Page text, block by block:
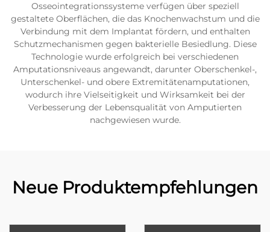
Osseointegrationssysteme verfügen über speziell
gestaltete Oberflächen, die das Knochenwachstum und die
Verbindung mit dem Implantat fördern, und enthalten
Schutzmechanismen gegen bakterielle Besiedlung. Diese
Technologie wurde erfolgreich bei verschiedenen
Amputationsniveaus angewandt, darunter Oberschenkel-,
Unterschenkel- und obere Extremitätenamputationen,
wodurch ihre Vielseitigkeit und Wirksamkeit bei der
Verbesserung der Lebensqualität von Amputierten
nachgewiesen wurde.
Neue Produktempfehlungen